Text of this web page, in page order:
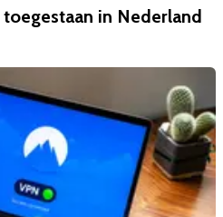
in Nederland